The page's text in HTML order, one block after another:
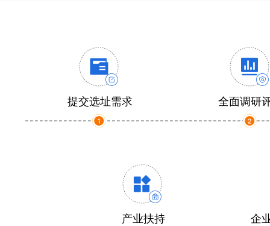
提交选址需求 全面调研
产业扶持 企